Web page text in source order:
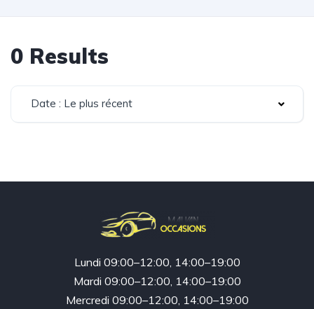
0 Results
Date : Le plus récent
Lundi 09:00–12:00, 14:00–19:00
Mardi 09:00–12:00, 14:00–19:00
Mercredi 09:00–12:00, 14:00–19:00